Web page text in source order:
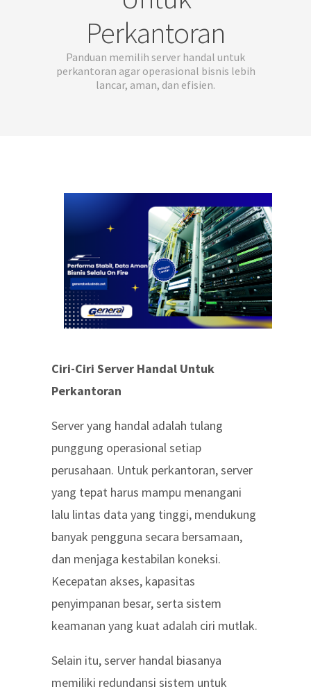
Perkantoran
Panduan memilih server handal untuk
perkantoran agar operasional bisnis lebih
lancar, aman, dan efisien.
Ciri-Ciri Server Handal Untuk
Perkantoran
Server yang handal adalah tulang
punggung operasional setiap
perusahaan. Untuk perkantoran, server
yang tepat harus mampu menangani
lalu lintas data yang tinggi, mendukung
banyak pengguna secara bersamaan,
dan menjaga kestabilan koneksi.
Kecepatan akses, kapasitas
penyimpanan besar, serta sistem
keamanan yang kuat adalah ciri mutlak.
Selain itu, server handal biasanya
memiliki redundansi sistem untuk